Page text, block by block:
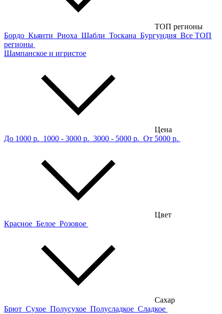
ТОП регионы
Бордо Кьянти Риоха Шабли Тоскана Бургундия Все ТОП
регионы
Шампанское и игристое
Цена
До 1000 р. 1000 - 3000 р. 3000 - 5000 р. От 5000 р.
Цвет
Красное Белое Розовое
Сахар
Брют Сухое Полусухое Полусладкое Сладкое